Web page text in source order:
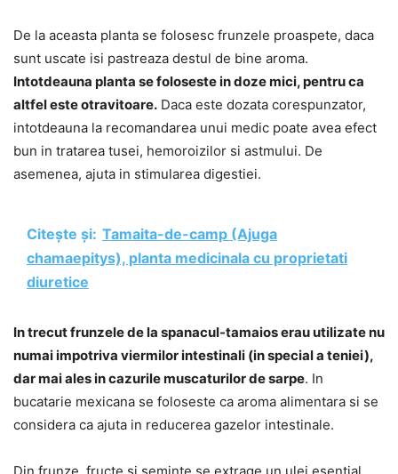
De la aceasta planta se folosesc frunzele proaspete, daca
sunt uscate isi pastreaza destul de bine aroma.
Intotdeauna planta se foloseste in doze mici, pentru ca
altfel este otravitoare. Daca este dozata corespunzator,
intotdeauna la recomandarea unui medic poate avea efect
bun in tratarea tusei, hemoroizilor si astmului. De
asemenea, ajuta in stimularea digestiei.
Citește și: Tamaita-de-camp (Ajuga
chamaepitys), planta medicinala cu proprietati
diuretice
In trecut frunzele de la spanacul-tamaios erau utilizate nu
numai impotriva viermilor intestinali (in special a teniei),
dar mai ales in cazurile muscaturilor de sarpe. In
bucatarie mexicana se foloseste ca aroma alimentara si se
considera ca ajuta in reducerea gazelor intestinale.